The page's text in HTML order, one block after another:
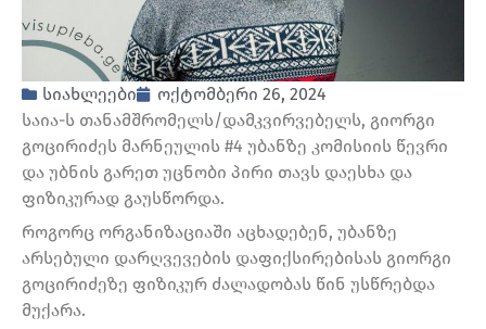
სიახლეები
ოქტომბერი 26, 2024
საია-ს თანამშრომელს/დამკვირვებელს, გიორგი
გოცირიძეს მარნეულის #4 უბანზე კომისიის წევრი
და უბნის გარეთ უცნობი პირი თავს დაესხა და
ფიზიკურად გაუსწორდა.
როგორც ორგანიზაციაში აცხადებენ, უბანზე
არსებული დარღვევების დაფიქსირებისას გიორგი
გოცირიძეზე ფიზიკურ ძალადობას წინ უსწრებდა
მუქარა.